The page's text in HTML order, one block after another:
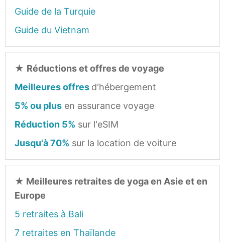
Guide de la Turquie
Guide du Vietnam
★ Réductions et offres de voyage
Meilleures offres d'hébergement
5% ou plus en assurance voyage
Réduction 5% sur l'eSIM
Jusqu'à 70% sur la location de voiture
★ Meilleures retraites de yoga en Asie et en
Europe
5 retraites à Bali
7 retraites en Thaïlande